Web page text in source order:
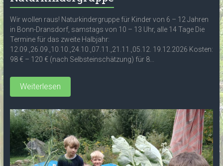
Wir wollen raus! Naturkindergruppe für Kinder von 6 – 12 Jahren
in Bonn-Dransdorf, samstags von 10 – 13 Uhr, alle 14 Tage Die
Termine für das zweite Halbjahr:
12.09.,26.09.,10.10.,24.10.,07.11.,21.11.,05.12. 19.12.2026 Kosten:
98 € – 120 € (nach Selbsteinschätzung) für 8...
Weiterlesen